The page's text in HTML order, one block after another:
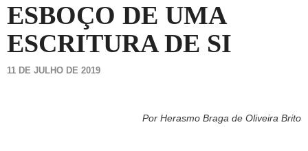
ESBOÇO DE UMA
ESCRITURA DE SI
11 DE JULHO DE 2019
Por Herasmo Braga de Oliveira Brito